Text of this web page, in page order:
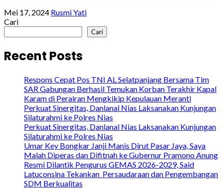
Mei 17, 2024 Rusmi Yati
Cari
Cari
Recent Posts
Respons Cepat Pos TNI AL Selatpanjang Bersama Tim
SAR Gabungan Berhasil Temukan Korban Terakhir Kapal
Karam di Perairan Mengkikip Kepulauan Meranti
Perkuat Sinergitas, Danlanal Nias Laksanakan Kunjungan
Silaturahmi ke Polres Nias
Perkuat Sinergitas, Danlanal Nias Laksanakan Kunjungan
Silaturahmi ke Polres Nias
Umar Key Bongkar Janji Manis Dirut Pasar Jaya, Saya
Malah Diperas dan Difitnah ke Gubernur Pramono Anung
Resmi Dilantik Pengurus GEMAS 2026-2029, Said
Latuconsina Tekankan Persaudaraan dan Pengembangan
SDM Berkualitas